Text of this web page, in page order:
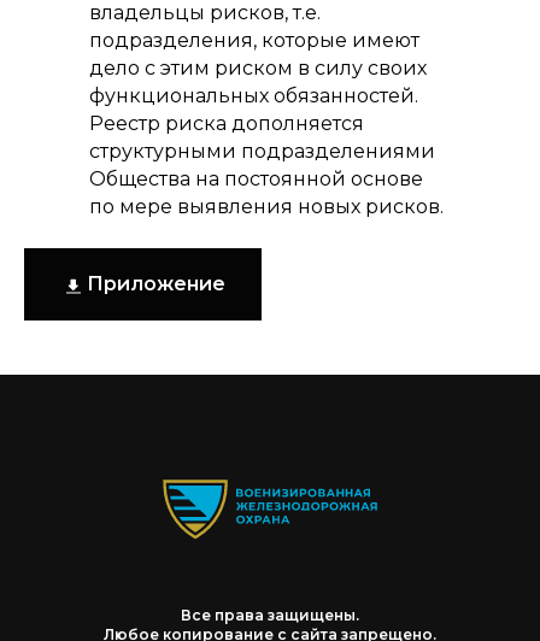
владельцы рисков, т.е.
подразделения, которые имеют
дело с этим риском в силу своих
функциональных обязанностей.
Реестр риска дополняется
структурными подразделениями
Общества на постоянной основе
по мере выявления новых рисков.
Приложение
Все права защищены.
Любое копирование с сайта запрещено.